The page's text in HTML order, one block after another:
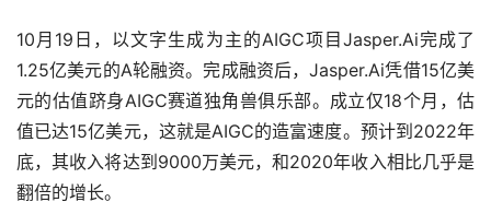
10月19日，以文字生成为主的AIGC项目Jasper.Ai完成了
1.25亿美元的A轮融资。完成融资后，Jasper.Ai凭借15亿美
元的估值跻身AIGC赛道独角兽俱乐部。成立仅18个月，估
值已达15亿美元，这就是AIGC的造富速度。预计到2022年
底，其收入将达到9000万美元，和2020年收入相比几乎是
翻倍的增长。